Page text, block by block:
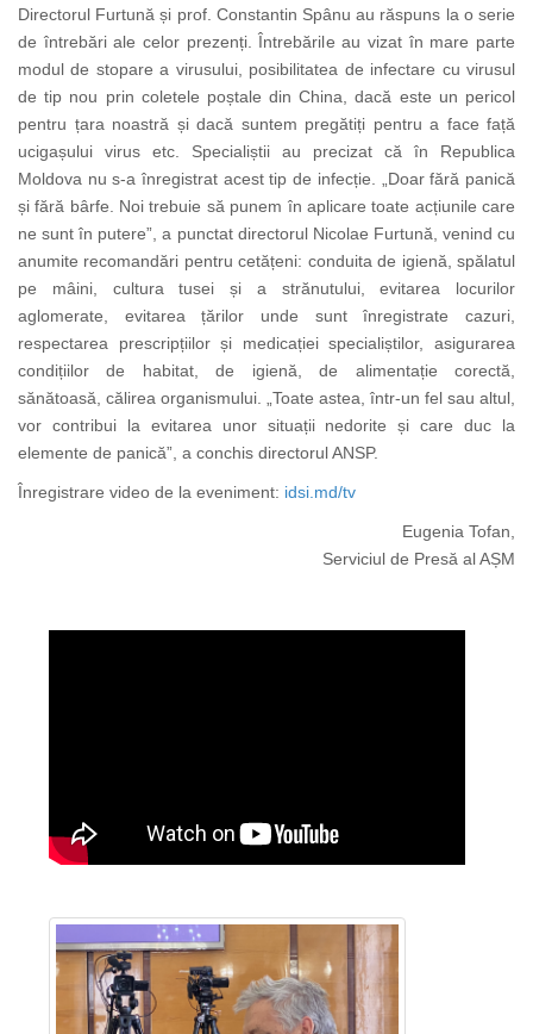
Directorul Furtună și prof. Constantin Spânu au răspuns la o serie
de întrebări ale celor prezenți. Întrebările au vizat în mare parte
modul de stopare a virusului, posibilitatea de infectare cu virusul
de tip nou prin coletele poștale din China, dacă este un pericol
pentru țara noastră și dacă suntem pregătiți pentru a face față
ucigașului virus etc. Specialiștii au precizat că în Republica
Moldova nu s-a înregistrat acest tip de infecție. „Doar fără panică
și fără bârfe. Noi trebuie să punem în aplicare toate acțiunile care
ne sunt în putere”, a punctat directorul Nicolae Furtună, venind cu
anumite recomandări pentru cetățeni: conduita de igienă, spălatul
pe mâini, cultura tusei și a strănutului, evitarea locurilor
aglomerate, evitarea țărilor unde sunt înregistrate cazuri,
respectarea prescripțiilor și medicației specialiștilor, asigurarea
condițiilor de habitat, de igienă, de alimentație corectă,
sănătoasă, călirea organismului. „Toate astea, într-un fel sau altul,
vor contribui la evitarea unor situații nedorite și care duc la
elemente de panică”, a conchis directorul ANSP.
Înregistrare video de la eveniment: idsi.md/tv
Eugenia Tofan,
Serviciul de Presă al AȘM